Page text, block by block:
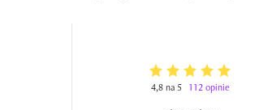
4,8 na 5 112 opinie